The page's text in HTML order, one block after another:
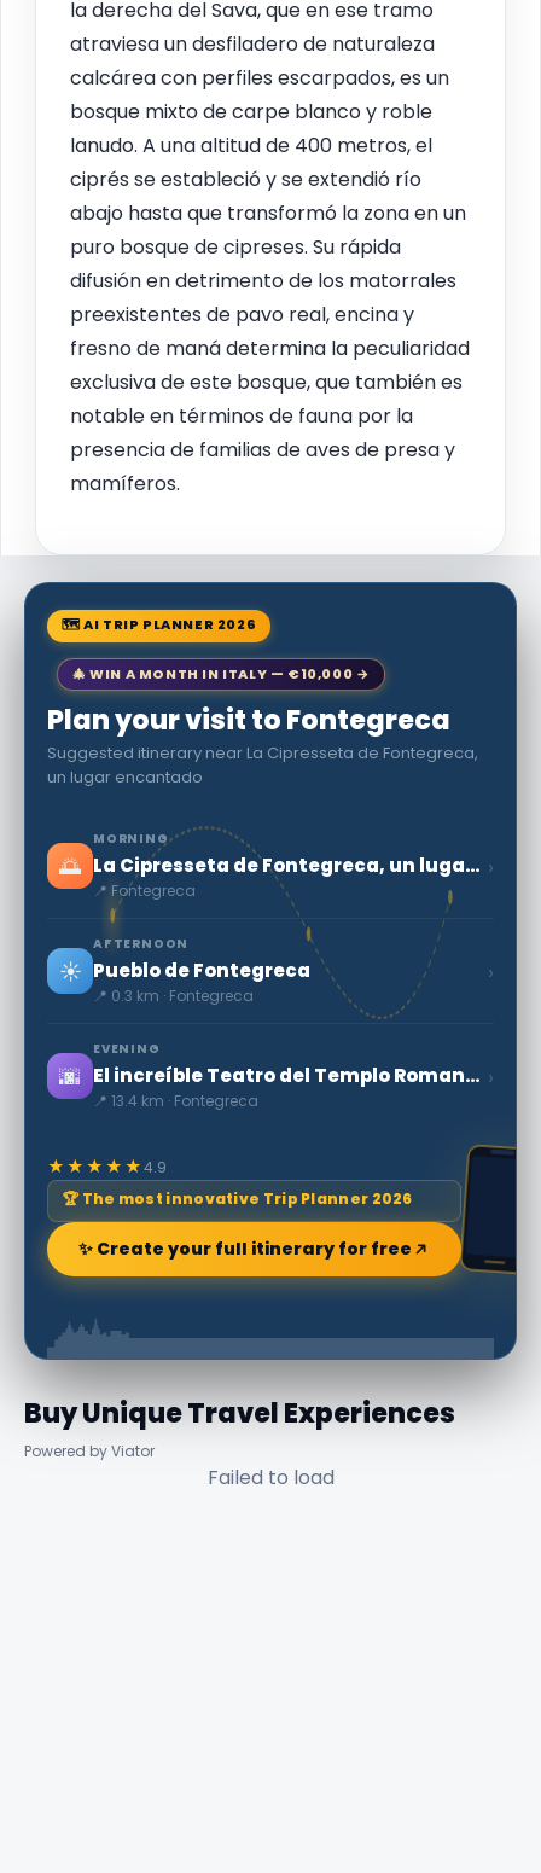
la derecha del Sava, que en ese tramo
atraviesa un desfiladero de naturaleza
calcárea con perfiles escarpados, es un
bosque mixto de carpe blanco y roble
lanudo. A una altitud de 400 metros, el
ciprés se estableció y se extendió río
abajo hasta que transformó la zona en un
puro bosque de cipreses. Su rápida
difusión en detrimento de los matorrales
preexistentes de pavo real, encina y
fresno de maná determina la peculiaridad
exclusiva de este bosque, que también es
notable en términos de fauna por la
presencia de familias de aves de presa y
mamíferos.
🗺 AI TRIP PLANNER 2026
🎄 WIN A MONTH IN ITALY — €10,000 →
Plan your visit to Fontegreca
Suggested itinerary near La Cipresseta de Fontegreca,
un lugar encantado
🌅
MORNING
La Cipresseta de Fontegreca, un lugar encantado
📍 Fontegreca
›
☀️
AFTERNOON
Pueblo de Fontegreca
📍 0.3 km · Fontegreca
›
🌆
EVENING
El increíble Teatro del Templo Romano de Pietravairano
📍 13.4 km · Fontegreca
›
★★★★★4.9
🏆 The most innovative Trip Planner 2026
✨ Create your full itinerary for free
Buy Unique Travel Experiences
Powered by Viator
Failed to load